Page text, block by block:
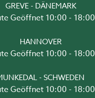
GREVE - DÄNEMARK
Geöffnet 10:00 - 18:00
HANNOVER
Geöffnet 10:00 - 18:00
- SCHWEDEN
Geöffnet 10:00 - 18:00